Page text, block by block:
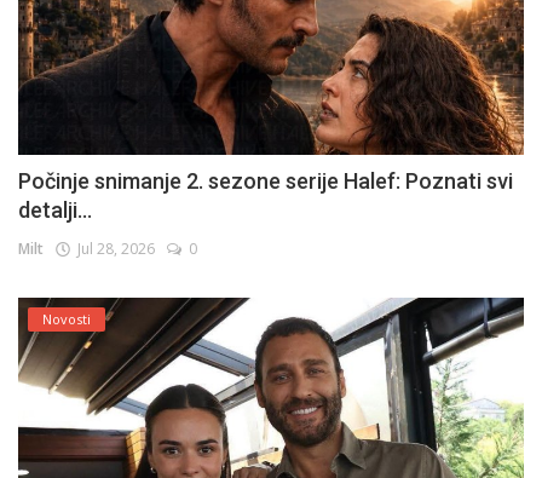
Počinje snimanje 2. sezone serije Halef: Poznati svi
detalji...
Milt Jul 28, 2026 0
Novosti